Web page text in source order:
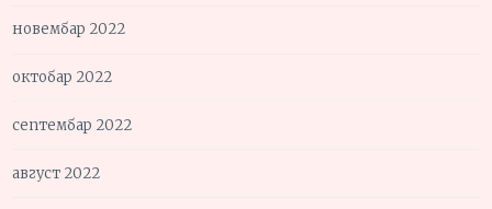
новембар 2022
октобар 2022
септембар 2022
август 2022